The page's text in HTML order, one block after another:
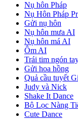
Nụ hôn Pháp
Nụ Hôn Pháp
Gửi nụ hôn
Nụ hôn mưa AI
Nụ hôn má AI
Ôm AI
Trái tim ngón
Gửi hoa hồng
Quả cầu tuyết
Judy và Nick
Shake It Dance
Bộ Lọc Nàng
Cute Dance